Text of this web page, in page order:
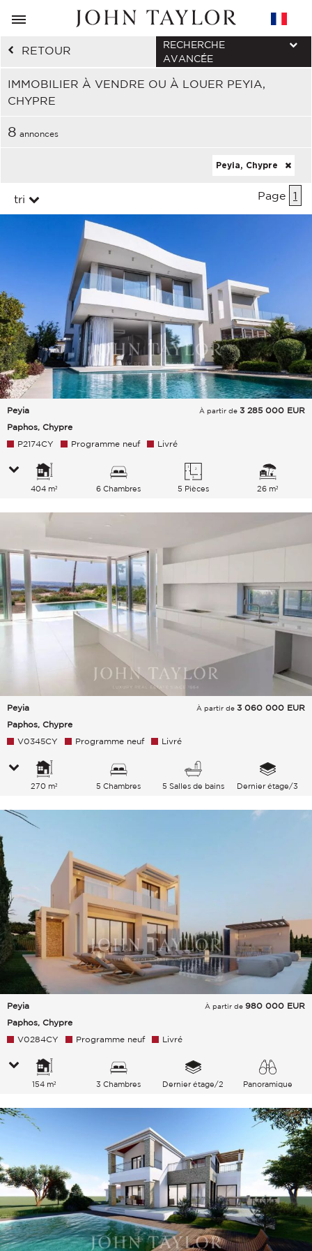
RETOUR
IMMOBILIER À VENDRE OU À LOUER PEYIA,
CHYPRE
RECHERCHE
AVANCÉE
8 annonces
Peyia, Chypre
tri Page 1
Peyia
Paphos, Chypre
À partir de 3 285 000 EUR
P2174CY Programme neuf Livré
404 m² 6 Chambres 5 Pièces 26 m²
Peyia
Paphos, Chypre
À partir de 3 060 000 EUR
V0345CY Programme neuf Livré
270 m² 5 Chambres 5 Salles de bains Dernier étage/3
Peyia
Paphos, Chypre
À partir de 980 000 EUR
V0284CY Programme neuf Livré
154 m² 3 Chambres Dernier étage/2
Panoramique